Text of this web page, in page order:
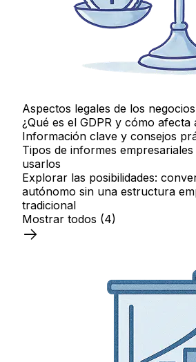
Aspectos legales de los negocios
¿Qué es el GDPR y cómo afecta
Información clave y consejos
Tipos de informes
usarlos
Explorar las posibilidades:
autónomo sin una estructura
tradicional
Mostrar todos (4)